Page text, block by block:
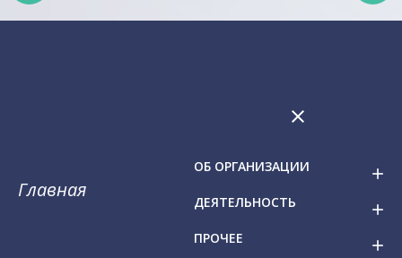
Главная
ОБ ОРГАНИЗАЦИИ add
ДЕЯТЕЛЬНОСТЬ add
ПРОЧЕЕ add
close